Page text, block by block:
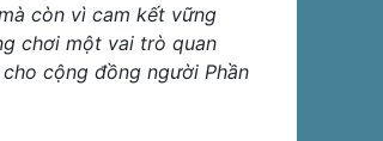
còn vì cam kết vững
chơi một vai trò quan
cộng đồng người Phần